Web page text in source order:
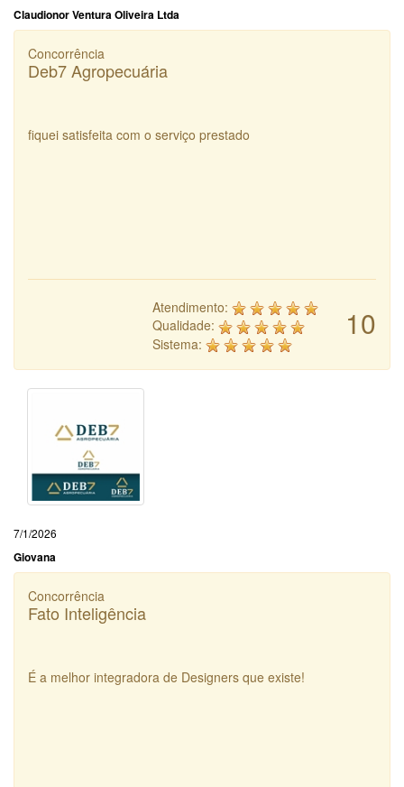
Claudionor Ventura Oliveira Ltda
Concorrência
Deb7 Agropecuária
fiquei satisfeita com o serviço prestado
10
Atendimento:
Qualidade:
Sistema:
7/1/2026
Giovana
Concorrência
Fato Inteligência
É a melhor integradora de Designers que existe!